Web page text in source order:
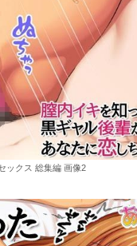
ックス 総集編 画像2